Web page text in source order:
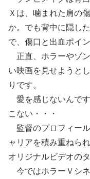
Ｘは、噛まれた肩の
か。でも背中に隠し
で、傷口と出血ポイ
正直、ホラーやゾ
い映画を見せようと
りです。
愛を感じないんで
こない・・・
監督のプロフィー
ャリアを積み重ねら
オリジナルビデオの
今ではホラーＶシ